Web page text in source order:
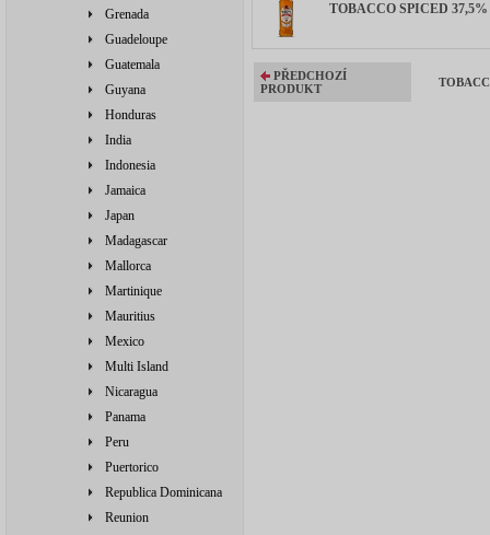
Grenada
Guadeloupe
Guatemala
Guyana
Honduras
India
Indonesia
Jamaica
Japan
Madagascar
Mallorca
Martinique
Mauritius
Mexico
Multi Island
Nicaragua
Panama
Peru
Puertorico
Republica Dominicana
Reunion
TOBACCO SPICED 37,5%
PŘEDCHOZÍ
PRODUKT